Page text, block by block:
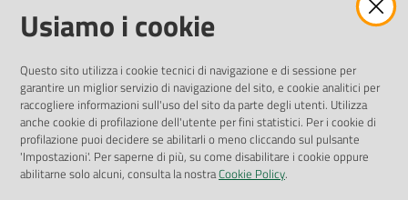
Amministrazione Trasparente
Pubblicità legale
Privacy Policy
Attuazione Misure PNRR
Liste di Attesa
ENTI, IMPRESE E PARTNER
Usiamo i cookie
Questo sito utilizza i cookie tecnici di navigazione e di sessione per
garantire un miglior servizio di navigazione del sito, e cookie analitici per
raccogliere informazioni sull'uso del sito da parte degli utenti. Utilizza
anche cookie di profilazione dell'utente per fini statistici. Per i cookie di
profilazione puoi decidere se abilitarli o meno cliccando sul pulsante
'Impostazioni'. Per saperne di più, su come disabilitare i cookie oppure
abilitarne solo alcuni, consulta la nostraCookie Policy.